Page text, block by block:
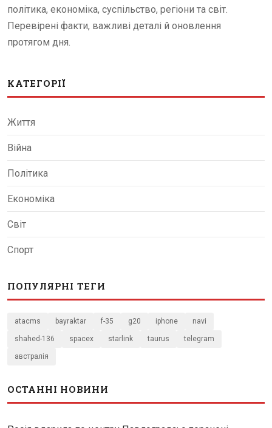
політика, економіка, суспільство, регіони та світ.
Перевірені факти, важливі деталі й оновлення
протягом дня.
КАТЕГОРІЇ
Життя
Війна
Політика
Економіка
Світ
Спорт
ПОПУЛЯРНІ ТЕГИ
atacms bayraktar f-35 g20 iphone navi
shahed-136 spacex starlink taurus telegram
австралія
ОСТАННІ НОВИНИ